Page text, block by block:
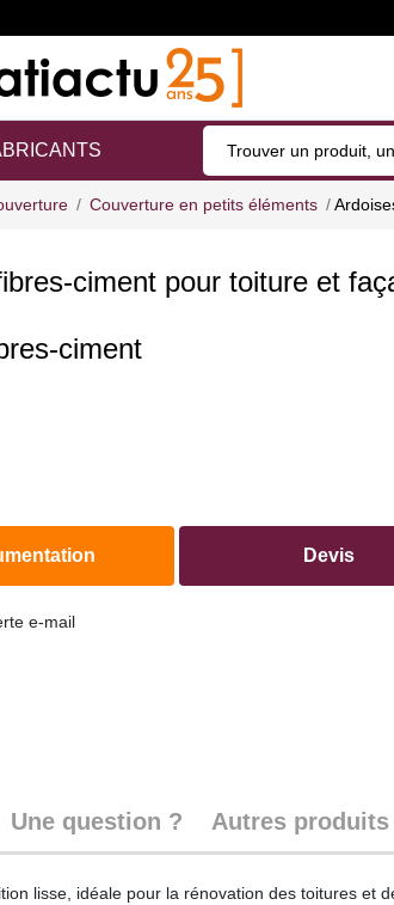
Couverture en petits éléments
ciment pour toiture et
ciment
Devis
e-mail
Une question ? Autres produits
lisse, idéale pour la rénovation des toitures et